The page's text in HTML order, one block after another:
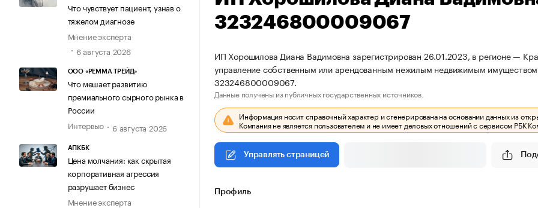
Что чувствует пациент, узнав о
тяжелом диагнозе
Мнение эксперта
6 августа 2026
ООО «РЕММА ТРЕЙД»
Что мешает развитию
премиального сырного рынка в
России
Интервью
6 августа 2026
АПКБК
Цена молчания: как скрытая
корпоративная агрессия
разрушает бизнес
Мнение эксперта
323246800009067
ИП Хорошилова Диана Вадимовна зарегистрирован 26.01.2023, в регионе —
управление собственным или арендованным нежилым недвижимым
323246800009067.
Данные получены из публичных государственных источников.
Информация носит справочный характер и сгенерирована на основании данных из
Компания не является пользователем и не имеет деловых отношений с сервисом РБК
Управлять страницей
Профиль